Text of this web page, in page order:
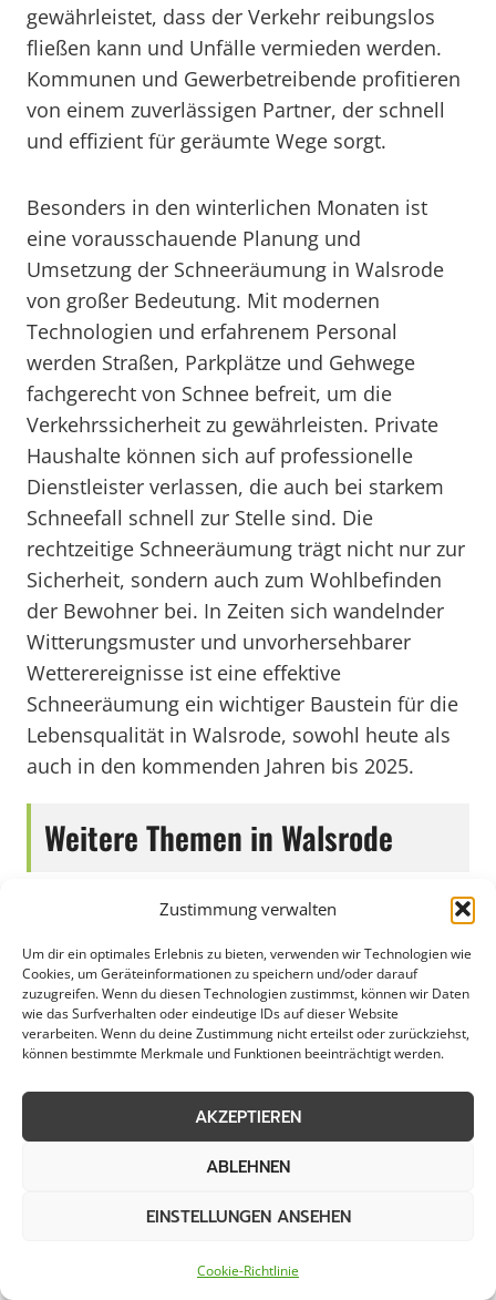
Zustimmung verwalten
Um dir ein optimales Erlebnis zu bieten, verwenden wir Technologien wie
Cookies, um Geräteinformationen zu speichern und/oder darauf
zuzugreifen. Wenn du diesen Technologien zustimmst, können wir Daten
wie das Surfverhalten oder eindeutige IDs auf dieser Website
verarbeiten. Wenn du deine Zustimmung nicht erteilst oder zurückziehst,
können bestimmte Merkmale und Funktionen beeinträchtigt werden.
AKZEPTIEREN
ABLEHNEN
EINSTELLUNGEN ANSEHEN
Cookie-Richtlinie
gewährleistet, dass der Verkehr reibungslos
fließen kann und Unfälle vermieden werden.
Kommunen und Gewerbetreibende profitieren
von einem zuverlässigen Partner, der schnell
und effizient für geräumte Wege sorgt.
Besonders in den winterlichen Monaten ist
eine vorausschauende Planung und
Umsetzung der Schneeräumung in Walsrode
von großer Bedeutung. Mit modernen
Technologien und erfahrenem Personal
werden Straßen, Parkplätze und Gehwege
fachgerecht von Schnee befreit, um die
Verkehrssicherheit zu gewährleisten. Private
Haushalte können sich auf professionelle
Dienstleister verlassen, die auch bei starkem
Schneefall schnell zur Stelle sind. Die
rechtzeitige Schneeräumung trägt nicht nur zur
Sicherheit, sondern auch zum Wohlbefinden
der Bewohner bei. In Zeiten sich wandelnder
Witterungsmuster und unvorhersehbarer
Wetterereignisse ist eine effektive
Schneeräumung ein wichtiger Baustein für die
Lebensqualität in Walsrode, sowohl heute als
auch in den kommenden Jahren bis 2025.
Weitere Themen in Walsrode
Streudienst Eisglättebekämpfung
Bereitschaftsdienst Schneeabtransport
Räumung von
öffentlichen Flächen
Notfallservice
Weitere Kategorien in Walsrode